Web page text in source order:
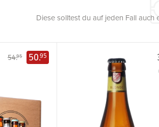
Diese solltest du auf jeden Fall
54.95 50.95